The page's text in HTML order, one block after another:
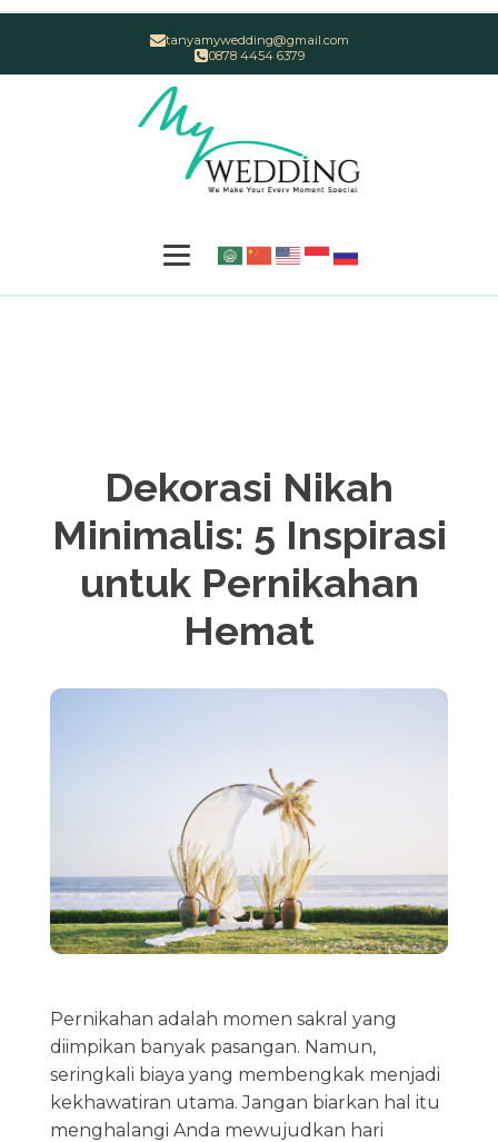
tanyamywedding@gmail.com
0878 4454 6379
Dekorasi Nikah
Minimalis: 5 Inspirasi
untuk Pernikahan
Hemat
Pernikahan adalah momen sakral yang
diimpikan banyak pasangan. Namun,
seringkali biaya yang membengkak menjadi
kekhawatiran utama. Jangan biarkan hal itu
menghalangi Anda mewujudkan hari